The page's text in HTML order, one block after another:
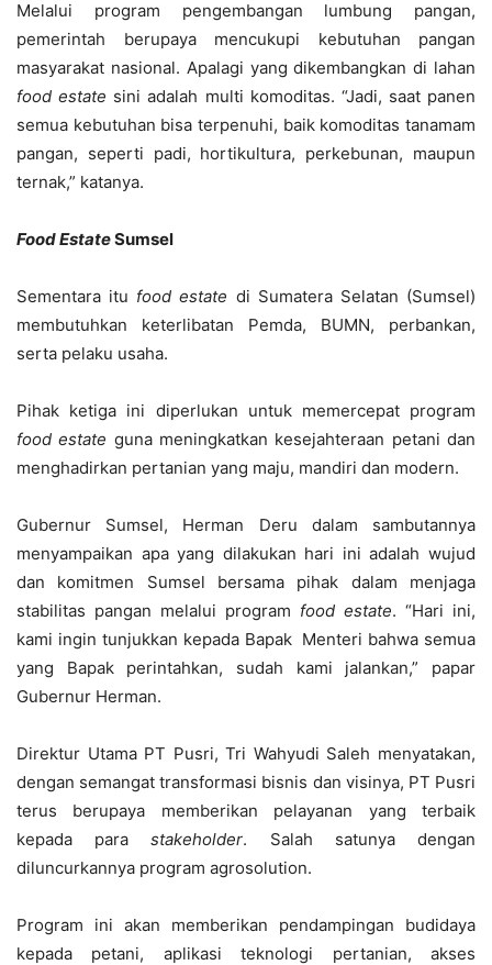
Melalui program pengembangan lumbung pangan,
pemerintah berupaya mencukupi kebutuhan pangan
masyarakat nasional. Apalagi yang dikembangkan di lahan
food estate sini adalah multi komoditas. “Jadi, saat panen
semua kebutuhan bisa terpenuhi, baik komoditas tanamam
pangan, seperti padi, hortikultura, perkebunan, maupun
ternak,” katanya.
Food EstateSumsel
Sementara itu food estate di Sumatera Selatan (Sumsel)
membutuhkan keterlibatan Pemda, BUMN, perbankan,
serta pelaku usaha.
Pihak ketiga ini diperlukan untuk memercepat program
foodestate guna meningkatkan kesejahteraan petani dan
menghadirkan pertanian yang maju, mandiri dan modern.
Gubernur Sumsel, Herman Deru dalam sambutannya
menyampaikan apa yang dilakukan hari ini adalah wujud
dan komitmen Sumsel bersama pihak dalam menjaga
stabilitas pangan melalui program food estate. “Hari ini,
kami ingin tunjukkan kepada Bapak Menteri bahwa semua
yang Bapak perintahkan, sudah kami jalankan,” papar
Gubernur Herman.
Direktur Utama PT Pusri, Tri Wahyudi Saleh menyatakan,
dengan semangat transformasi bisnis dan visinya, PT Pusri
terus berupaya memberikan pelayanan yang terbaik
kepada parastakeholder. Salah satunya dengan
diluncurkannya program agrosolution.
Program ini akan memberikan pendampingan budidaya
kepada petani, aplikasi teknologi pertanian, akses